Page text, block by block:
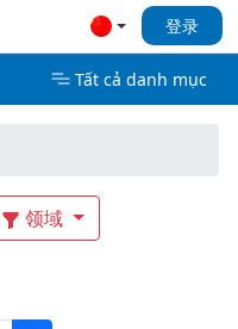
登录
Tất cả danh mục
领域